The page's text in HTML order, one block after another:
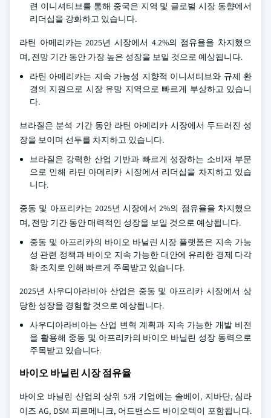
련 이니셔티브를 통해 중국은 지역 및 글로벌 시장 동향에서
리더십을 강화하고 있습니다.
라틴 아메리카는 2025년 시장에서 4.2%의 점유율을 차지했으
며, 전망 기간 동안 가장 높은 성장을 보일 것으로 예상됩니다.
라틴 아메리카는 지속 가능성 지향적 이니셔티브와 규제 환
경의 지원으로 시장 유망 지역으로 빠르게 부상하고 있습니
다.
브라질은 분석 기간 동안 라틴 아메리카 시장에서 두드러진 성
장을 보이며 선두를 차지하고 있습니다.
브라질은 강력한 산업 기반과 빠르게 성장하는 소비재 부문
으로 인해 라틴 아메리카 시장에서 리더십을 차지하고 있습
니다.
중동 및 아프리카는 2025년 시장에서 2%의 점유율을 차지했으
며, 전망 기간 동안 매력적인 성장을 보일 것으로 예상됩니다.
중동 및 아프리카의 바이오 바닐린 시장 플랫폼은 지속 가능
성 관련 정책과 바이오 지속 가능한 대안에 유리한 경제 다각
화 조치로 인해 빠르게 주목받고 있습니다.
2025년 사우디아라비아 산업은 중동 및 아프리카 시장에서 상
당한 성장을 경험할 것으로 예상됩니다.
사우디아라비아는 산업 변혁 계획과 지속 가능한 개발 비전
을 활용해 중동 및 아프리카의 바이오 바닐린 성장 동력으로
주목받고 있습니다.
바이오 바닐린 시장 점유율
바이오 바닐린 산업의 상위 5개 기업에는 솔베이, 지바단, 심라
이즈 AG, DSM 피르메니크, 어드밴스드 바이오텍이 포함됩니다.